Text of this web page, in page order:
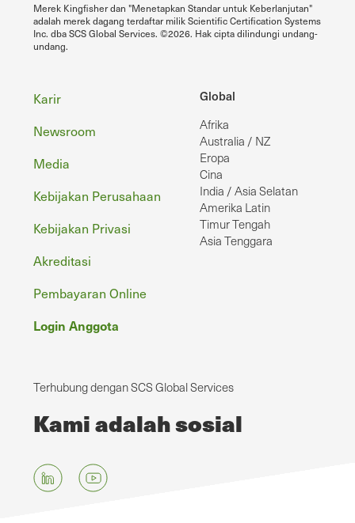
Merek Kingfisher dan "Menetapkan Standar untuk Keberlanjutan"
adalah merek dagang terdaftar milik Scientific Certification Systems
Inc. dba SCS Global Services. ©2026. Hak cipta dilindungi undang-
undang.
Global
Afrika
Australia / NZ
Eropa
Cina
India / Asia Selatan
Amerika Latin
Timur Tengah
Asia Tenggara
Footer
Karir
Newsroom
Media
Kebijakan Perusahaan
Kebijakan Privasi
Akreditasi
Pembayaran Online
Login Anggota
Terhubung dengan SCS Global Services
Kami adalah sosial